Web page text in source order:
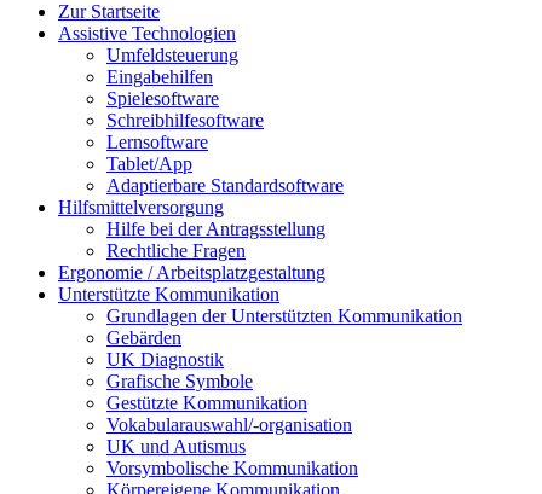
Zur Startseite
Assistive Technologien
Umfeldsteuerung
Eingabehilfen
Spielesoftware
Schreibhilfesoftware
Lernsoftware
Tablet/App
Adaptierbare Standardsoftware
Hilfsmittelversorgung
Hilfe bei der Antragsstellung
Rechtliche Fragen
Ergonomie / Arbeitsplatzgestaltung
Unterstützte Kommunikation
Grundlagen der Unterstützten Kommunikation
Gebärden
UK Diagnostik
Grafische Symbole
Gestützte Kommunikation
Vokabularauswahl/-organisation
UK und Autismus
Vorsymbolische Kommunikation
Körpereigene Kommunikation